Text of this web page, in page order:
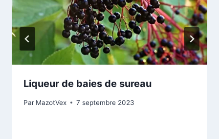
Liqueur de baies de sureau
Par MazotVex 7 septembre 2023